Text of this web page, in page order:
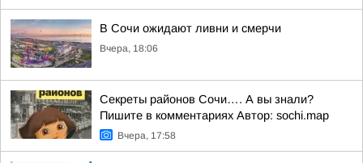
В Сочи ожидают ливни и смерчи
Вчера, 18:06
Секреты районов Сочи…. А вы знали?
Пишите в комментариях Автор: sochi.map
Вчера, 17:58